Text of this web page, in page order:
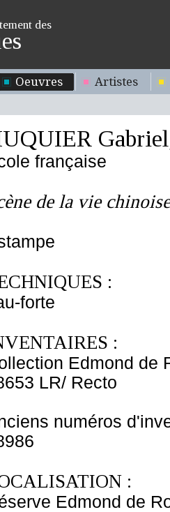
des
Oeuvres Artistes
française
de la vie
:
forte
:
Edmond de
LR/ Recto
numéros
:
Edmond de